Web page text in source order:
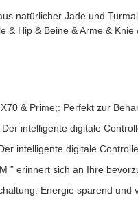
natürlicher Jade und
& Hip & Beine & Arme &
& Prime;: Perfekt zur
intelligente digitale
intelligente digitale
” erinnert sich an Ihre
Energie sparend